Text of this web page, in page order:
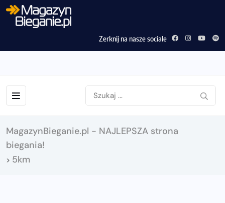
Zerknij na nasze sociale
MagazynBieganie.pl - NAJLEPSZA strona
biegania!
> 5km